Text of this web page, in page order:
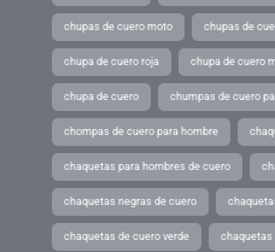
chupas de cuero moto chupas de
chupa de cuero roja chupa de cuero
chupa de cuero chumpas de cuero
chompas de cuero para hombre
chaquetas para hombres de cuero
chaquetas negras de cuero
chaquetas de cuero verde chaquetas